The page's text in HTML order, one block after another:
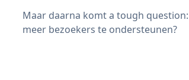
Maar daarna komt a tough
meer bezoekers te ondersteunen?